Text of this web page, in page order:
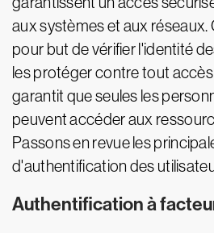
aux systèmes et aux
pour but de vérifier l'identité
les protéger contre tout
garantit que seules les
peuvent accéder aux
Passons en revue les
d'authentification des
Authentification à